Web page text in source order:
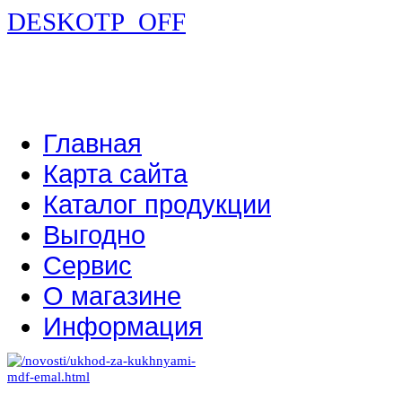
DESKOTP_OFF
Главная
Карта сайта
Каталог продукции
Выгодно
Сервис
О магазине
Информация